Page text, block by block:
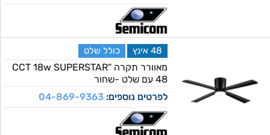
48 אינץ כולל שלט
מאוורר תקרה “CCT 18w SUPERSTAR
48 עם שלט -שחור
לפרטים נוספים:04-869-9363